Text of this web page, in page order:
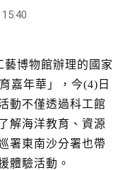
博物館辦理的國家
嘉年華」，今(4)日
動不僅透過科工館
解海洋教育、資源
署東南沙分署也帶
體驗活動。